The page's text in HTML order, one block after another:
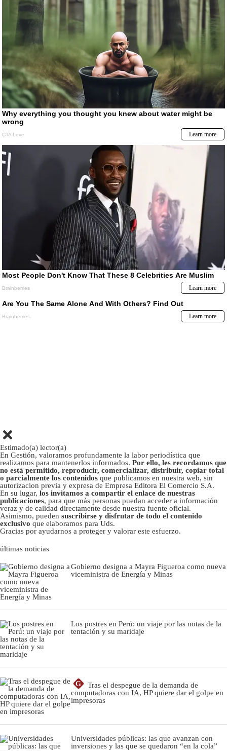
Estimado(a) lector(a)
En Gestión, valoramos profundamente la labor periodística que
realizamos para mantenerlos informados. Por ello, les recordamos que
no está permitido, reproducir, comercializar, distribuir, copiar total
o parcialmente los contenidos que publicamos en nuestra web, sin
autorizacion previa y expresa de Empresa Editora El Comercio S.A.
En su lugar, los invitamos a compartir el enlace de nuestras
publicaciones, para que más personas puedan acceder a información
veraz y de calidad directamente desde nuestra fuente oficial.
Asimismo, pueden suscribirse y disfrutar de todo el contenido
exclusivo que elaboramos para Uds.
Gracias por ayudarnos a proteger y valorar este esfuerzo.
últimas noticias
Gobierno designa a Mayra Figueroa como nueva
viceministra de Energía y Minas
Los postres en Perú: un viaje por las notas de la
tentación y su maridaje
G
Tras el despegue de la demanda de
computadoras con IA, HP quiere dar el golpe en
impresoras
Universidades públicas: las que avanzan con
inversiones y las que se quedaron “en la cola”